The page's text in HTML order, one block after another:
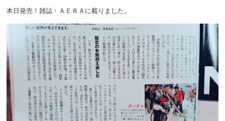
本日発売！雑誌・ＡＥＲＡに載りました。